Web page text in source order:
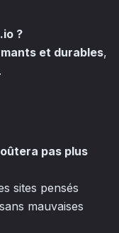
?
et durables,
pas plus
sites pensés
mauvaises